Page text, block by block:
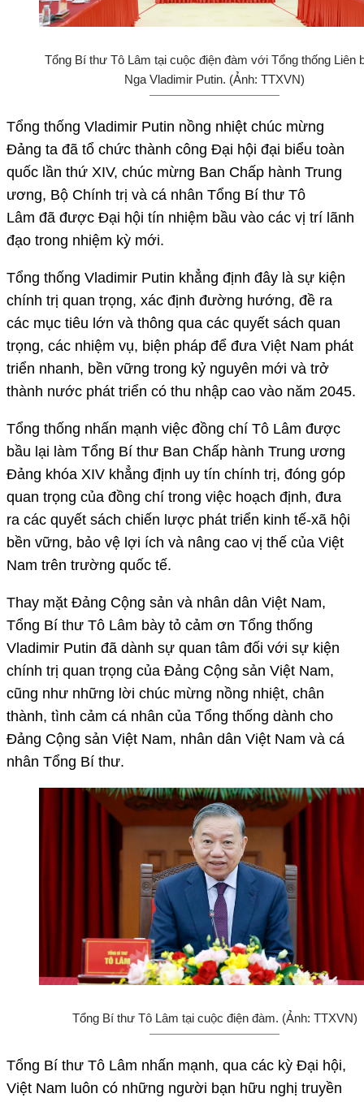
Tổng Bí thư Tô Lâm tại cuộc điện đàm với Tổng thống Liên
Nga Vladimir Putin. (Ảnh: TTXVN)
Tổng thống Vladimir Putin nồng nhiệt chúc mừng
Đảng ta đã tổ chức thành công Đại hội đại biểu toàn
quốc lần thứ XIV, chúc mừng Ban Chấp hành Trung
ương, Bộ Chính trị và cá nhân Tổng Bí thư Tô
Lâm đã được Đại hội tín nhiệm bầu vào các vị trí lãnh
đạo trong nhiệm kỳ mới.
Tổng thống Vladimir Putin khẳng định đây là sự kiện
chính trị quan trọng, xác định đường hướng, đề ra
các mục tiêu lớn và thông qua các quyết sách quan
trọng, các nhiệm vụ, biện pháp để đưa Việt Nam phát
triển nhanh, bền vững trong kỷ nguyên mới và trở
thành nước phát triển có thu nhập cao vào năm 2045.
Tổng thống nhấn mạnh việc đồng chí Tô Lâm được
bầu lại làm Tổng Bí thư Ban Chấp hành Trung ương
Đảng khóa XIV khẳng định uy tín chính trị, đóng góp
quan trọng của đồng chí trong việc hoạch định, đưa
ra các quyết sách chiến lược phát triển kinh tế-xã hội
bền vững, bảo vệ lợi ích và nâng cao vị thế của Việt
Nam trên trường quốc tế.
Thay mặt Đảng Cộng sản và nhân dân Việt Nam,
Tổng Bí thư Tô Lâm bày tỏ cảm ơn Tổng thống
Vladimir Putin đã dành sự quan tâm đối với sự kiện
chính trị quan trọng của Đảng Cộng sản Việt Nam,
cũng như những lời chúc mừng nồng nhiệt, chân
thành, tình cảm cá nhân của Tổng thống dành cho
Đảng Cộng sản Việt Nam, nhân dân Việt Nam và cá
nhân Tổng Bí thư.
Tổng Bí thư Tô Lâm tại cuộc điện đàm. (Ảnh: TTXVN)
Tổng Bí thư Tô Lâm nhấn mạnh, qua các kỳ Đại hội,
Việt Nam luôn có những người bạn hữu nghị truyền